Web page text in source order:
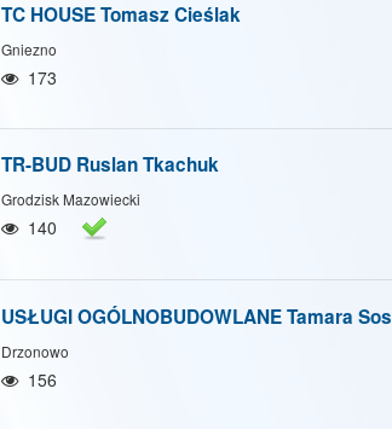
Pokaż/Ukryj wszystkie
TC HOUSE Tomasz Cieślak
Gniezno
173
TR-BUD Ruslan Tkachuk
Grodzisk Mazowiecki
140
USŁUGI OGÓLNOBUDOWLANE Tamara
Drzonowo
156